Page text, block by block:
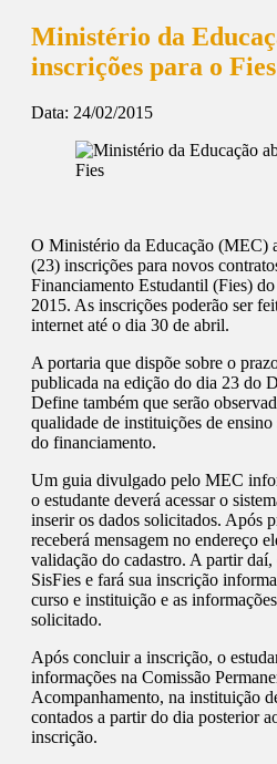
Ministério da
inscrições para o Fies
Data: 24/02/2015
O Ministério da Educação (MEC)
(23) inscrições para novos
Financiamento Estudantil (Fies)
2015. As inscrições poderão ser
internet até o dia 30 de abril.
A portaria que dispõe sobre o
publicada na edição do dia 23 do
Define também que serão
qualidade de instituições de
do financiamento.
Um guia divulgado pelo MEC
o estudante deverá acessar o
inserir os dados solicitados. Após
receberá mensagem no endereço
validação do cadastro. A partir daí,
SisFies e fará sua inscrição
curso e instituição e as
solicitado.
Após concluir a inscrição, o
informações na Comissão
Acompanhamento, na instituição
contados a partir do dia posterior
inscrição.